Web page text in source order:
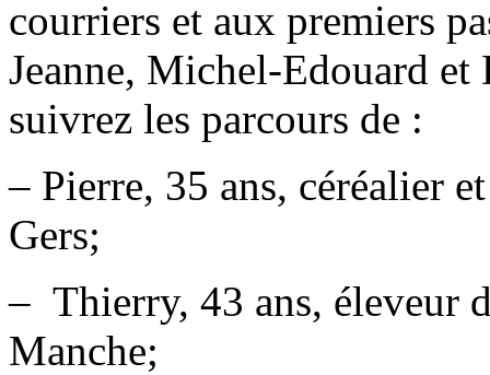
courriers et aux premiers
Jeanne, Michel-Edouard et
suivrez les parcours de :
– Pierre, 35 ans, céréalier
Gers;
– Thierry, 43 ans, éleveur
Manche;